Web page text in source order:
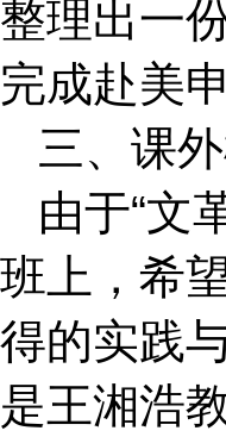
整理出一
完成赴美
三、课
由于“文
班上，希
得的实践
是王湘浩